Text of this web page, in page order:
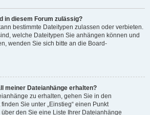
in diesem Forum zulässig?
bestimmte Dateitypen zulassen oder verbieten.
welche Dateitypen Sie anhängen können und
wenden Sie sich bitte an die Board-
meiner Dateianhänge erhalten?
zu erhalten, gehen Sie in den
Sie unter „Einstieg“ einen Punkt
über den Sie eine Liste Ihrer Dateianhänge